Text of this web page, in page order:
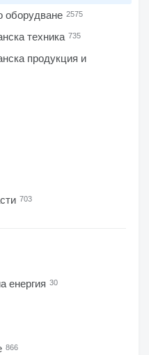
оборудване 2575
техника 735
продукция и
703
енергия 30
866